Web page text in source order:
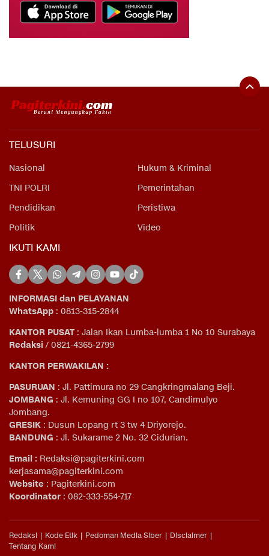
TELUSURI
Nasional
Hukum & Kriminal
TNI POLRI
Pemerintahan
Pendidikan
Peristiwa
Politik
Video
IKUTI KAMI
INFORMASI dan PELAYANAN
WhatsApp : 0813-315-2844
KANTOR PUSAT: Jalan Ikan Lumba-lumba 1 No 10 Surabaya
Redaksi / 0821-4365-2799
KANTOR PERWAKILAN :
PASURUAN : Jl. Pattimura no 29 Cangkringmalang Beji.
JOMBANG : Jl. Kemuning GG I no 107, Candimulyo
Jombang.
GRESIK : Dusun Lopang rt 3 tw 4 Driyorejo.
BANDUNG : Jl. Sukarame 2 No. 32 Cidurian.
Email : Redaksi@pagiterkini.com
kerjasama@pagiterkini.com
Website : Pagiterkini.com
Koordinator : 082-333-554-717
Redaksi Kode Etik Pedoman Media Siber
Disclaimer
Tentang Kami